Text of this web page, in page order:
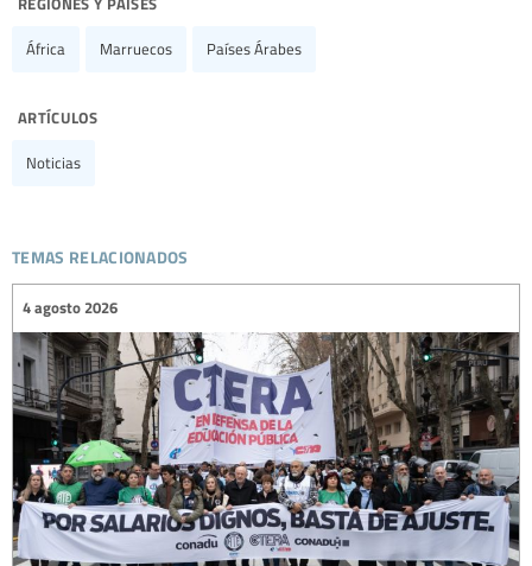
África Marruecos Países Árabes
artículos
Noticias
temas relacionados
4 agosto 2026